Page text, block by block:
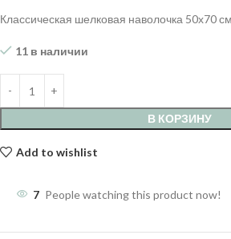
Классическая шелковая наволочка 50х70
11 в наличии
В КОРЗИНУ
Add to wishlist
7 People watching this product now!